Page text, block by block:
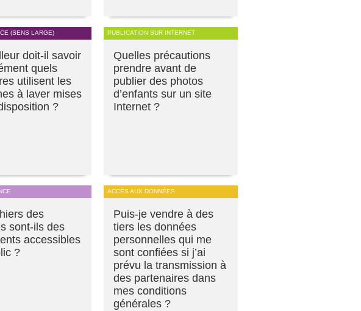
(SENS LARGE)
doit-il savoir
quels
utilisent les
à laver mises
?
PUBLICATION SUR INTERNET
Quelles précautions
prendre avant de
publier des photos
d’enfants sur un site
Internet ?
des
sont-ils des
accessibles
?
ACCÈS AUX DONNÉES
Puis-je vendre à des
tiers les données
personnelles qui me
sont confiées si j’ai
prévu la transmission à
des partenaires dans
mes conditions
générales ?